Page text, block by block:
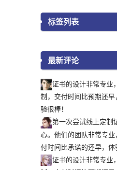
标签列表
最新评论
证书的设计非常专业
制，交付时间比预期还
验很棒！
第一次尝试线上定制
心。他们的团队非常专
付时间比承诺的还早，体
证书的设计非常专业